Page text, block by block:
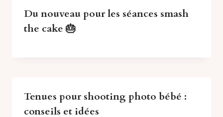
Du nouveau pour les séances smash
the cake 🎂
Tenues pour shooting photo bébé :
conseils et idées